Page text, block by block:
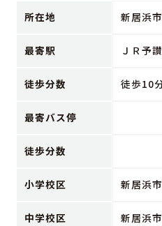
所在地 新居浜
最寄駅 ＪＲ予
徒歩分数 徒歩10
最寄バス停
徒歩分数
小学校区 新居浜
中学校区
新居浜